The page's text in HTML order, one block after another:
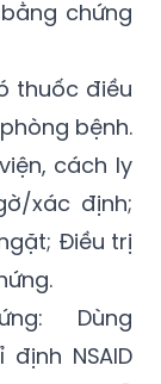
tố dịch tễ
dương
chứng
thuốc điều
bệnh.
cách ly
xác định;
Điều trị